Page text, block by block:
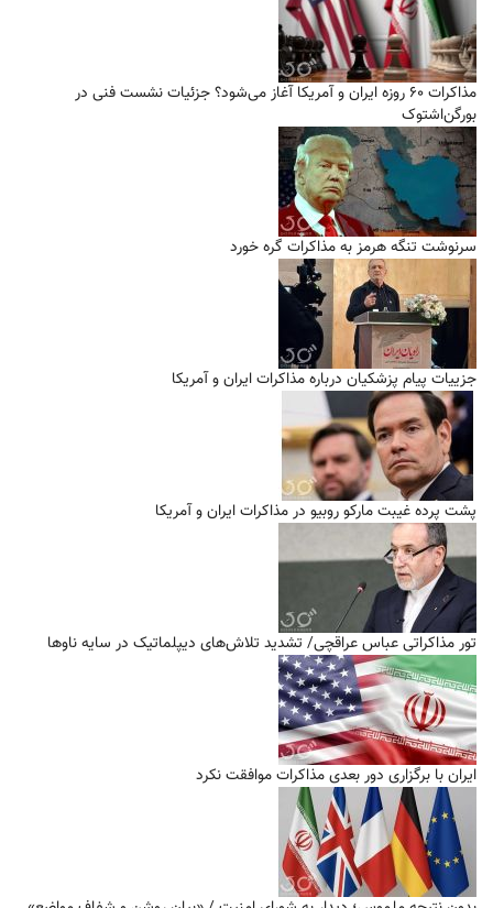
مذاکرات ۶۰ روزه ایران و آمریکا آغاز می‌شود؟ جزئیات نشست فنی در
بورگن‌اشتوک
سرنوشت تنگه هرمز به مذاکرات گره خورد
جزییات پیام پزشکیان درباره مذاکرات ایران و آمریکا
پشت پرده غیبت مارکو روبیو در مذاکرات ایران و آمریکا
تور مذاکراتی عباس عراقچی/ تشدید تلاش‌های دیپلماتیک در سایه ناوها
ایران با برگزاری دور بعدی مذاکرات موافقت نکرد